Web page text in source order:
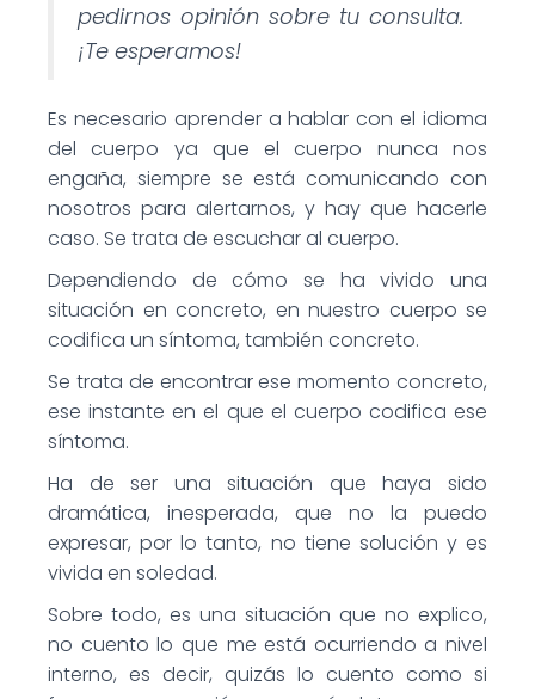
pedirnos opinión sobre tu consulta.
¡Te esperamos!
Es necesario aprender a hablar con el idioma
del cuerpo ya que el cuerpo nunca nos
engaña, siempre se está comunicando con
nosotros para alertarnos, y hay que hacerle
caso. Se trata de escuchar al cuerpo.
Dependiendo de cómo se ha vivido una
situación en concreto, en nuestro cuerpo se
codifica un síntoma, también concreto.
Se trata de encontrar ese momento concreto,
ese instante en el que el cuerpo codifica ese
síntoma.
Ha de ser una situación que haya sido
dramática, inesperada, que no la puedo
expresar, por lo tanto, no tiene solución y es
vivida en soledad.
Sobre todo, es una situación que no explico,
no cuento lo que me está ocurriendo a nivel
interno, es decir, quizás lo cuento como si